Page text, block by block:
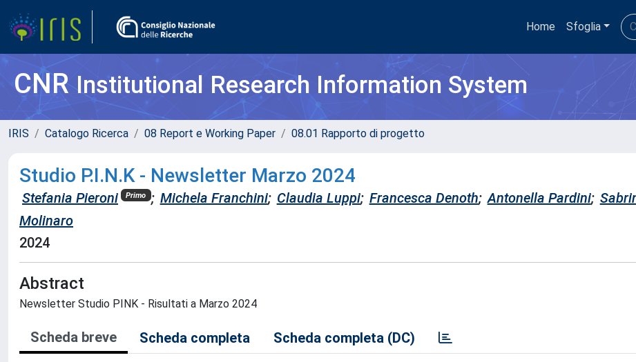
Home Sfoglia
CNRInstitutional Research Information System
IRIS Catalogo Ricerca 08 Report e Working Paper 08.01 Rapporto di progetto
Studio P.I.N.K - Newsletter Marzo 2024
Stefania Pieroni Primo ; Michela Franchini; Claudia Luppi; Francesca Denoth; Antonella Pardini;
Molinaro
2024
Abstract
Newsletter Studio PINK - Risultati a Marzo 2024
Scheda breve Scheda completa Scheda completa (DC)